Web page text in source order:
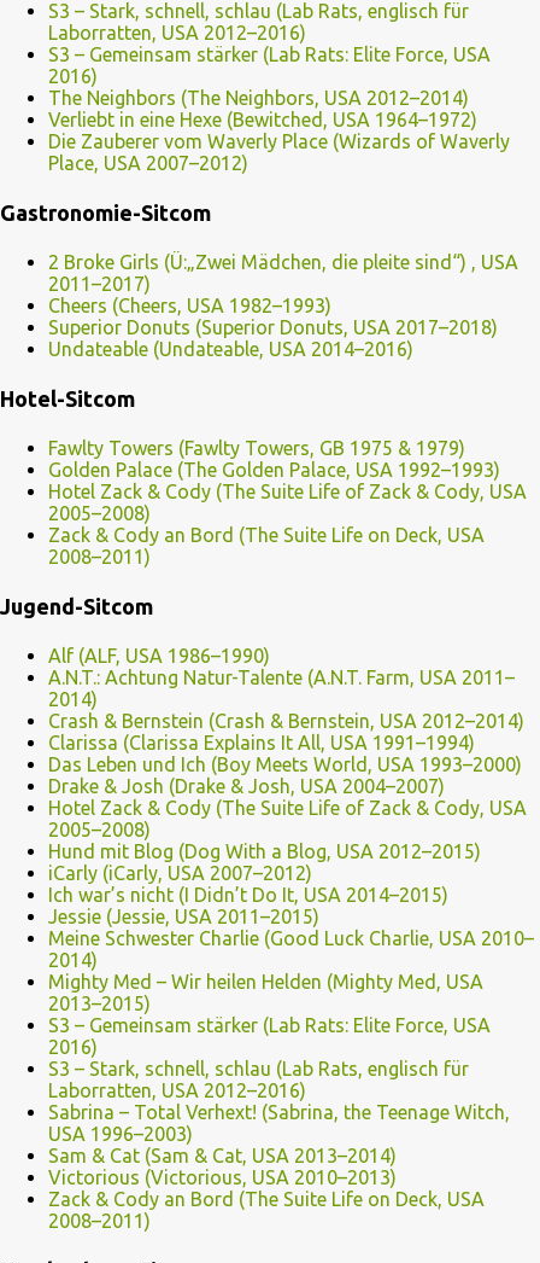
S3 – Stark, schnell, schlau (Lab Rats, englisch für
Laborratten, USA 2012–2016)
S3 – Gemeinsam stärker (Lab Rats: Elite Force, USA
2016)
The Neighbors (The Neighbors, USA 2012–2014)
Verliebt in eine Hexe (Bewitched, USA 1964–1972)
Die Zauberer vom Waverly Place (Wizards of Waverly
Place, USA 2007–2012)
Gastronomie-Sitcom
2 Broke Girls (Ü:„Zwei Mädchen, die pleite sind“) , USA
2011–2017)
Cheers (Cheers, USA 1982–1993)
Superior Donuts (Superior Donuts, USA 2017–2018)
Undateable (Undateable, USA 2014–2016)
Hotel-Sitcom
Fawlty Towers (Fawlty Towers, GB 1975 & 1979)
Golden Palace (The Golden Palace, USA 1992–1993)
Hotel Zack & Cody (The Suite Life of Zack & Cody, USA
2005–2008)
Zack & Cody an Bord (The Suite Life on Deck, USA
2008–2011)
Jugend-Sitcom
Alf (ALF, USA 1986–1990)
A.N.T.: Achtung Natur-Talente (A.N.T. Farm, USA 2011–
2014)
Crash & Bernstein (Crash & Bernstein, USA 2012–2014)
Clarissa (Clarissa Explains It All, USA 1991–1994)
Das Leben und Ich (Boy Meets World, USA 1993–2000)
Drake & Josh (Drake & Josh, USA 2004–2007)
Hotel Zack & Cody (The Suite Life of Zack & Cody, USA
2005–2008)
Hund mit Blog (Dog With a Blog, USA 2012–2015)
iCarly (iCarly, USA 2007–2012)
Ich war’s nicht (I Didn’t Do It, USA 2014–2015)
Jessie (Jessie, USA 2011–2015)
Meine Schwester Charlie (Good Luck Charlie, USA 2010–
2014)
Mighty Med – Wir heilen Helden (Mighty Med, USA
2013–2015)
S3 – Gemeinsam stärker (Lab Rats: Elite Force, USA
2016)
S3 – Stark, schnell, schlau (Lab Rats, englisch für
Laborratten, USA 2012–2016)
Sabrina – Total Verhext! (Sabrina, the Teenage Witch,
USA 1996–2003)
Sam & Cat (Sam & Cat, USA 2013–2014)
Victorious (Victorious, USA 2010–2013)
Zack & Cody an Bord (The Suite Life on Deck, USA
2008–2011)